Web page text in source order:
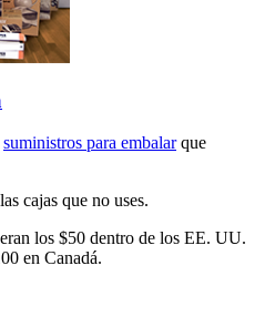
suministros para embalarque
cajas que no uses.
los $50 dentro de los EE. UU.
en Canadá.